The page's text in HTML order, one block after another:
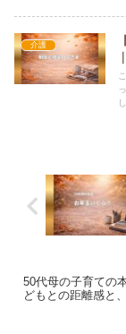
介護
50代母の子育ての
どもとの距離感と